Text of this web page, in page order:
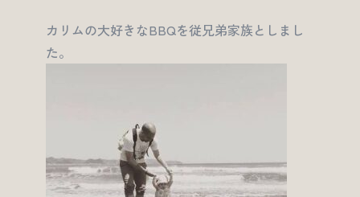
カリムの大好きなBBQを従兄弟家族としまし
た。